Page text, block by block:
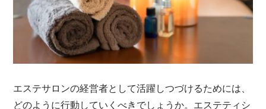
エステサロンの経営者として活躍しつづけるためには、
どのように行動していくべきでしょうか。エステティシ